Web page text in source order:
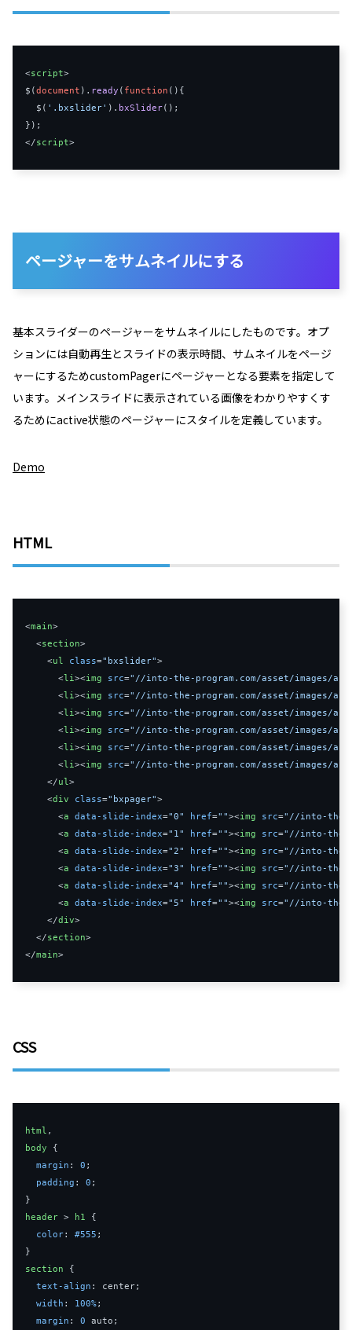
<script>
$ (document ). ready ( function ( ){
  $
( '.bxslider' ). bxSlider();
});
</script>
ページャーをサムネイルにする
基本スライダーのページャーをサムネイルにしたものです。オプ
ションには自動再生とスライドの表示時間、サムネイルをページ
ャーにするためcustomPagerにページャーとなる要素を指定して
います。メインスライドに表示されている画像をわかりやすくす
るためにactive状態のページャーにスタイルを定義しています。
Demo
HTML
<main>
<section>
<ul class="bxslider">
<li ><img src="//into-the-program.com/asset/images/
<li ><img src="//into-the-program.com/asset/images/
<li ><img src="//into-the-program.com/asset/images/
<li ><img src="//into-the-program.com/asset/images/
<li ><img src="//into-the-program.com/asset/images/
<li ><img src="//into-the-program.com/asset/images/
</ul >
<div class="bxpager">
<a data-slide-index="0" href=""><img src="//into-the-
<a data-slide-index="1" href=""><img src="//into-the-
<a data-slide-index="2" href=""><img src="//into-the-
<a data-slide-index="3" href=""><img src="//into-the-
<a data-slide-index="4" href=""><img src="//into-the-
<a data-slide-index="5" href=""><img src="//into-the-
</div>
</section>
</main>
CSS
html ,
body
{
margin : 0 ;
padding : 0 ;
}
header > h1
{
color: #555 ;
}
section
{
text -align : center;
width : 100%;
margin : 0 auto ;